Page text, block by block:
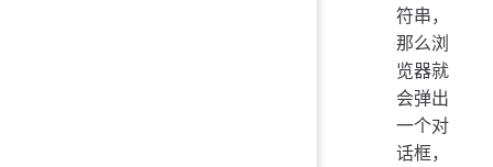
符串，
那么浏
览器就
会弹出
一个对
话框，